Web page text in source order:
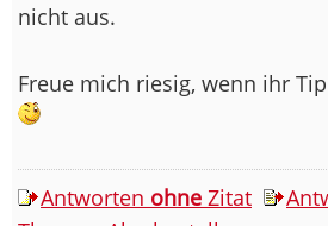
nicht aus.
Freue mich riesig, wenn ihr
Antworten ohne Zitat